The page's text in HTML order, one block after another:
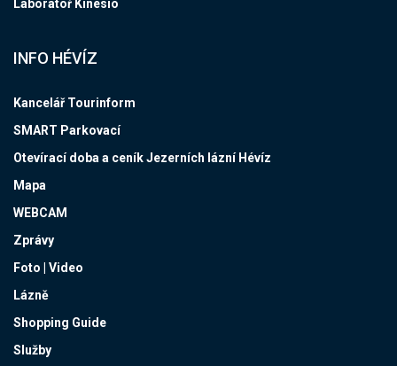
Laboratoř Kinesio
INFO HÉVÍZ
Kancelář Tourinform
SMART Parkovací
Otevírací doba a ceník Jezerních lázní Hévíz
Mapa
WEBCAM
Zprávy
Foto | Video
Lázně
Shopping Guide
Služby